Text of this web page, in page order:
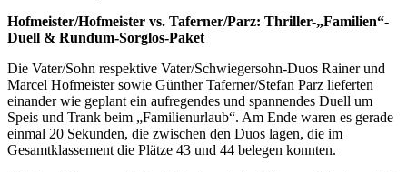
Hofmeister/Hofmeister vs. Taferner/Parz: Thriller-„Familien“-
Duell & Rundum-Sorglos-Paket
Die Vater/Sohn respektive Vater/Schwiegersohn-Duos Rainer und
Marcel Hofmeister sowie Günther Taferner/Stefan Parz lieferten
einander wie geplant ein aufregendes und spannendes Duell um
Speis und Trank beim „Familienurlaub“. Am Ende waren es gerade
einmal 20 Sekunden, die zwischen den Duos lagen, die im
Gesamtklassement die Plätze 43 und 44 belegen konnten.